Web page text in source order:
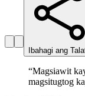
Ibahagi ang
“Magsiawit
magsitugtog